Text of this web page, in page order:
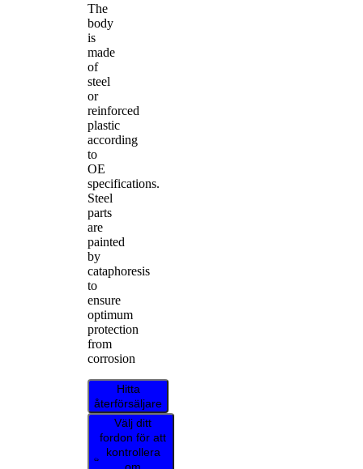
The
body
is
made
of
steel
or
reinforced
plastic
according
to
OE
specifications.
Steel
parts
are
painted
by
cataphoresis
to
ensure
optimum
protection
from
corrosion
Hitta
återförsäljare
Välj ditt
fordon för att
kontrollera